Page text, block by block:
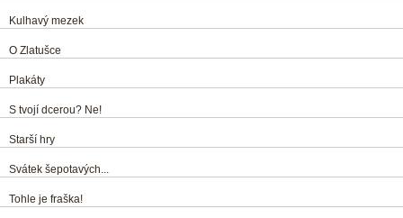
Kulhavý mezek
O Zlatušce
Plakáty
S tvojí dcerou? Ne!
Starší hry
Svátek šepotavých...
Tohle je fraška!